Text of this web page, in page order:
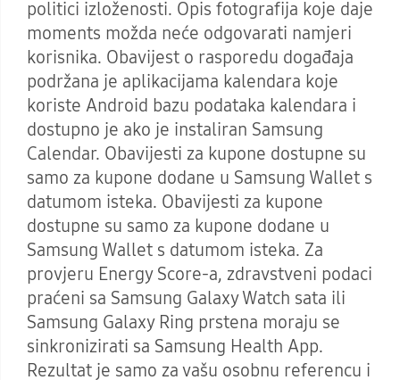
politici izloženosti. Opis fotografija koje daje
moments možda neće odgovarati namjeri
korisnika. Obavijest o rasporedu događaja
podržana je aplikacijama kalendara koje
koriste Android bazu podataka kalendara i
dostupno je ako je instaliran Samsung
Calendar. Obavijesti za kupone dostupne su
samo za kupone dodane u Samsung Wallet s
datumom isteka. Obavijesti za kupone
dostupne su samo za kupone dodane u
Samsung Wallet s datumom isteka. Za
provjeru Energy Score-a, zdravstveni podaci
praćeni sa Samsung Galaxy Watch sata ili
Samsung Galaxy Ring prstena moraju se
sinkronizirati sa Samsung Health App.
Rezultat je samo za vašu osobnu referencu i